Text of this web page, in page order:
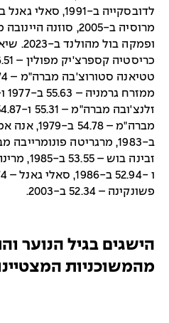
ופמקה
פשונקינה – 52.34 ב-2003.
הישגים בגיל הנוער
מהמשוכניות